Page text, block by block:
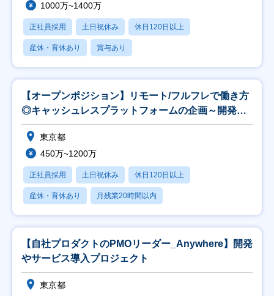
1000万~1400万
正社員採用 土日祝休み 休日120日以上
産休・育休あり 賞与あり
【オープンポジション】リモート/フルフレで働き方
◎キャッシュレスプラットフォームの企画～開発ま
で
東京都
450万~1200万
正社員採用 土日祝休み 休日120日以上
産休・育休あり 月残業20時間以内
【自社プロダクトのPMOリーダー_Anywhere】開発
やサービス導入プロジェクト
東京都